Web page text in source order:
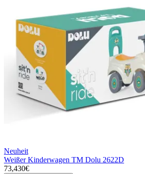
Neuheit
Weißer Kinderwagen TM Dolu 2622D
73,430€